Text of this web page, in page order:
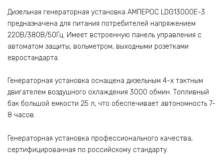
Дизельная генераторная установка АМПЕРОС LDG13000E-3
предназначена для питания потребителей напряжением
220В/380В/50Гц. Имеет встроенную панель управления с
автоматом защиты, вольметром, выходными розетками
евростандарта.
Генераторная установка оснащена дизельным 4-х тактным
двигателем воздушного охлаждения 3000 обмин. Топливный
бак большой емкости 25 л, что обеспечивает автономность 7-
8 часов.
Генераторная установка профессионального качества,
сертифицированная по российскому стандарту.